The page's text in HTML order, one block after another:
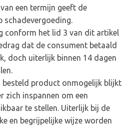
een termijn geeft de
schadevergoeding.
conform het lid 3 van dit artikel
dat de consument betaald
doch uiterlijk binnen 14 dagen
besteld product onmogelijk blijkt
zich inspannen om een
te stellen. Uiterlijk bij de
en begrijpelijke wijze worden